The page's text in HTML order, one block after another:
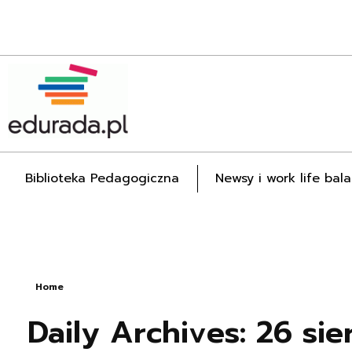
Edurada.pl
Biblioteka Pedagogiczna Newsy i work life
Home
Daily Archives: 26